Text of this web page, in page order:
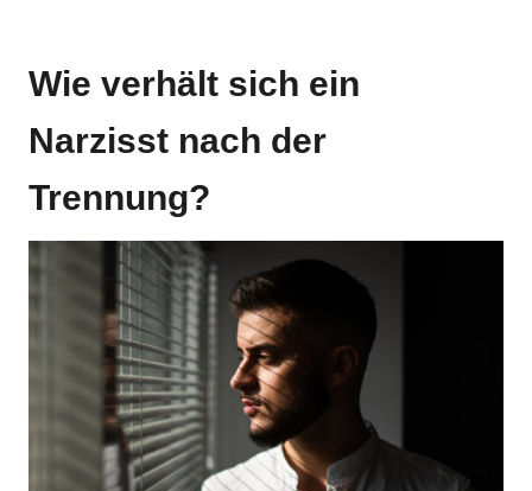
Wie verhält sich ein
Narzisst nach der
Trennung?